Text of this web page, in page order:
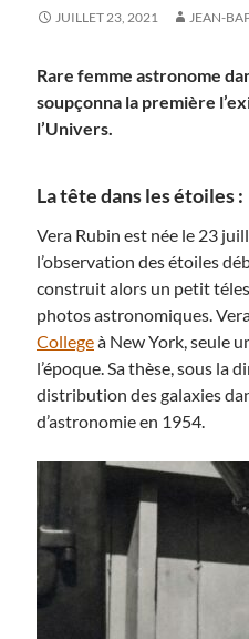
JUILLET 23, 2021 JEAN-
Rare femme astronome
soupçonna la première
l’Univers.
La tête dans les étoiles :
Vera Rubin est née le 23
l’observation des étoiles
construit alors un petit
photos astronomiques.
Collegeà New York, seule
l’époque. Sa thèse, sous la
distribution des galaxies
d’astronomie en 1954.